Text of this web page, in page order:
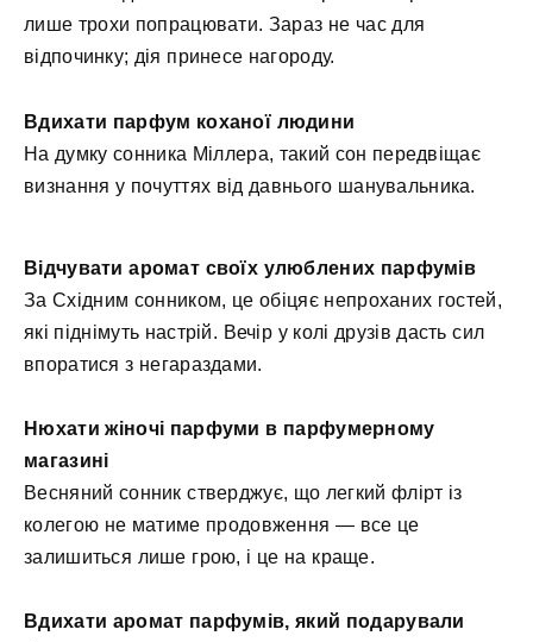
лише трохи попрацювати. Зараз не час для
відпочинку; дія принесe нагороду.
Вдихати парфум коханої людини
На думку сонника Міллера, такий сон передвіщає
визнання у почуттях від давнього шанувальника.
Відчувати аромат своїх улюблених парфумів
За Східним сонником, це обіцяє непроханих гостей,
які піднімуть настрій. Вечір у колі друзів дасть сил
впоратися з негараздами.
Нюхати жіночі парфуми в парфумерному
магазині
Весняний сонник стверджує, що легкий флірт із
колегою не матиме продовження — все це
залишиться лише грою, і це на краще.
Вдихати аромат парфумів, який подарували